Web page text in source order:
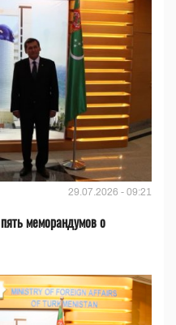
29.07.2026 - 09:21
меморандумов о